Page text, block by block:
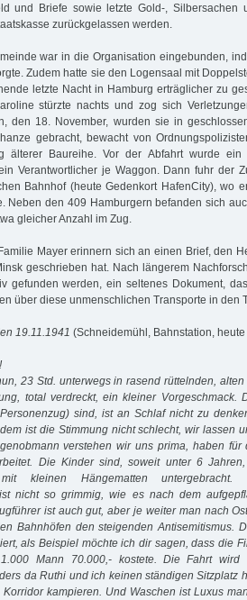
und Briefe sowie letzte Gold-, Silbersachen
zurückgelassen werden.
war in die Organisation eingebunden,
Zudem hatte sie den Logensaal mit
letzte Nacht in Hamburg erträglicher zu
stürzte nachts und zog sich
den 18. November, wurden sie in
gebracht, bewacht von
älterer Baureihe. Vor der Abfahrt wurde ein
Verantwortlicher je Waggon. Dann fuhr der
Bahnhof (heute Gedenkort HafenCity), wo
Neben den 409 Hamburgern befanden sich
gleicher Anzahl im Zug.
Mayer erinnern sich an einen Brief, den
geschrieben hat. Nach längerem
gefunden werden, ein seltenes Dokument,
über diese unmenschlichen Transporte in
19.11.1941 (Schneidemühl, Bahnstation,
23 Std. unterwegs in rasend rüttelnden,
total verdreckt, ein kleiner Vorgeschmack.
sind, ist an Schlaf nicht zu
ist die Stimmung nicht schlecht, wir lassen
verstehen wir uns prima, haben für
Die Kinder sind, soweit unter 6
mit kleinen Hängematten untergebracht.
nicht so grimmig, wie es nach dem
ist auch gut, aber je weiter man nach
Bahnhöfen den steigenden Antisemitismus.
als Beispiel möchte ich dir sagen, dass die
Mann 70.000,- kostete. Die Fahrt
da Ruthi und ich keinen ständigen Sitzplatz
kampieren. Und Waschen ist Luxus